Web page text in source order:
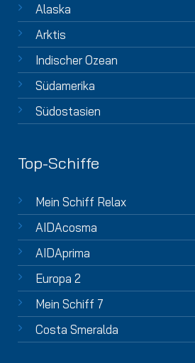
Alaska
Arktis
Indischer Ozean
Südamerika
Südostasien
Top-Schiffe
Mein Schiff Relax
AIDAcosma
AIDAprima
Europa 2
Mein Schiff 7
Costa Smeralda